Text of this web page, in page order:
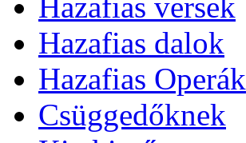
Hazafias dalok
Hazafias Operák
Csüggedőknek